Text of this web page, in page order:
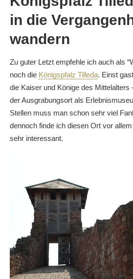
in die
wandern
Zu guter Letzt empfehle ich auch als
noch die Königspfalz Tilleda. Einst
die Kaiser und Könige des Mittelalters
der Ausgrabungsort als
Stellen muss man schon sehr viel
dennoch finde ich diesen Ort vor
sehr interessant.